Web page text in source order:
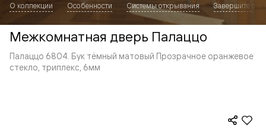
О коллекции Особенности Системы открывания Завершите
Межкомнатная дверь Палаццо
Палаццо 6804. Бук тёмный матовый Прозрачное оранжевое
стекло, триплекс, 6мм